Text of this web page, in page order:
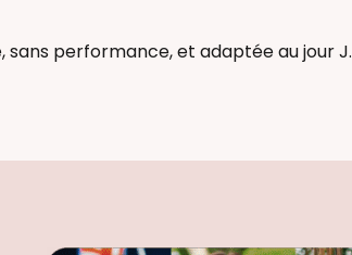
sans performance, et adaptée au jour J.